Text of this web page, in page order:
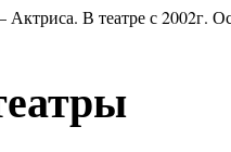
Актриса. В театре с 2002г.